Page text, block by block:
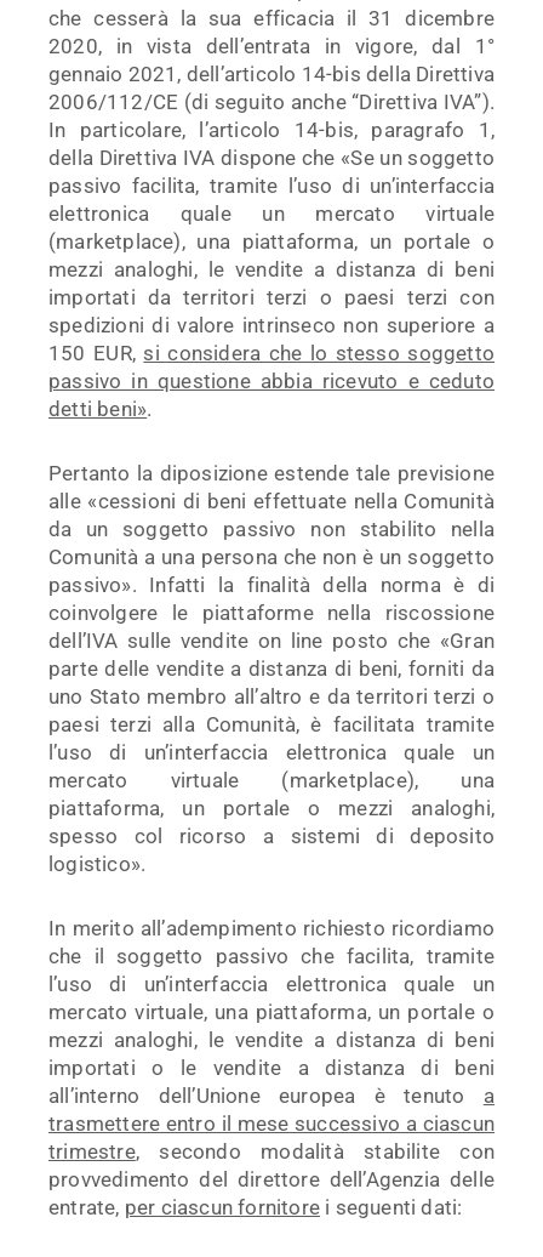
che cesserà la sua efficacia il 31 dicembre
2020, in vista dell’entrata in vigore, dal 1°
gennaio 2021, dell’articolo 14-bis della Direttiva
2006/112/CE (di seguito anche “Direttiva IVA”).
In particolare, l’articolo 14-bis, paragrafo 1,
della Direttiva IVA dispone che «Se un soggetto
passivo facilita, tramite l’uso di un’interfaccia
elettronica quale un mercato virtuale
(marketplace), una piattaforma, un portale o
mezzi analoghi, le vendite a distanza di beni
importati da territori terzi o paesi terzi con
spedizioni di valore intrinseco non superiore a
150 EUR, si considera che lo stesso soggetto
passivo in questione abbia ricevuto e ceduto
detti beni».
Pertanto la diposizione estende tale previsione
alle «cessioni di beni effettuate nella Comunità
da un soggetto passivo non stabilito nella
Comunità a una persona che non è un soggetto
passivo». Infatti la finalità della norma è di
coinvolgere le piattaforme nella riscossione
dell’IVA sulle vendite on line posto che «Gran
parte delle vendite a distanza di beni, forniti da
uno Stato membro all’altro e da territori terzi o
paesi terzi alla Comunità, è facilitata tramite
l’uso di un’interfaccia elettronica quale un
mercato virtuale (marketplace), una
piattaforma, un portale o mezzi analoghi,
spesso col ricorso a sistemi di deposito
logistico».
In merito all’adempimento richiesto ricordiamo
che il soggetto passivo che facilita, tramite
l’uso di un’interfaccia elettronica quale un
mercato virtuale, una piattaforma, un portale o
mezzi analoghi, le vendite a distanza di beni
importati o le vendite a distanza di beni
all’interno dell’Unione europea è tenuto a
trasmettere entro il mese successivo a ciascun
trimestre, secondo modalità stabilite con
provvedimento del direttore dell’Agenzia delle
entrate, per ciascun fornitore i seguenti dati: